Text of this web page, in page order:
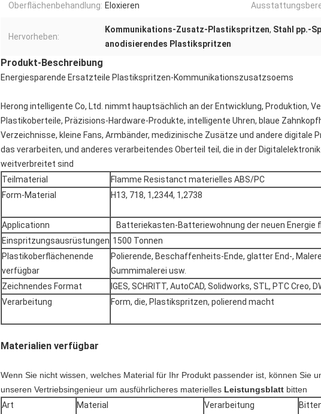
Oberflächenbehandlung: Eloxieren
Hervorheben:
Kommunikations-Zusatz-Plastikspritzen, Stahl pp.-
anodisierendes Plastikspritzen
Produkt-Beschreibung
Energiesparende Ersatzteile Plastikspritzen-Kommunikationszusatzsoems
Herong intelligente Co, Ltd. nimmt hauptsächlich an der Entwicklung, Produktion,
Plastikoberteile, Präzisions-Hardware-Produkte, intelligente Uhren, blaue
Verzeichnisse, kleine Fans, Armbänder, medizinische Zusätze und andere digitale
das verarbeiten, und anderes verarbeitendes Oberteil teil, die in der
weitverbreitet sind
Teilmaterial
Flamme Resistanct materielles ABS/PC
Form-Material
H13, 718, 1,2344, 1,2738
Applicationn
Batteriekasten-Batteriewohnung der neuen Energie
Einspritzungsausrüstungen 1500 Tonnen
Plastikoberflächenende
verfügbar
Polierende, Beschaffenheits-Ende, glatter End-,
Gummimalerei usw.
Zeichnendes Format
IGES, SCHRITT, AutoCAD, Solidworks, STL, PTC Creo,
Verarbeitung
Form, die, Plastikspritzen, polierend macht
Materialien verfügbar
Wenn Sie nicht wissen, welches Material für Ihr Produkt passender ist, können Sie
unseren Vertriebsingenieur um ausführlicheres materielles Leistungsblatt bitten
Art
Material Verarbeitung